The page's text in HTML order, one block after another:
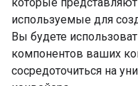
используемые для
Вы будете
компонентов ваших
сосредоточиться на